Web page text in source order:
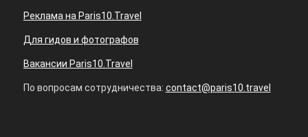
Реклама на Paris10.Travel
Для гидов и фотографов
Вакансии Paris10.Travel
По вопросам сотрудничества: contact@paris10.travel